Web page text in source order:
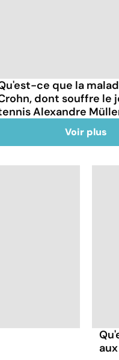
ce que la
dont souffre le
Alexandre
Voir plus